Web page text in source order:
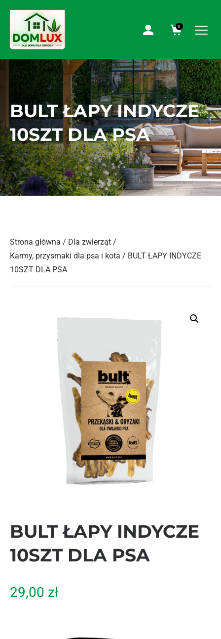
0
BULT ŁAPY INDYCZE
10SZT DLA PSA
Strona główna / Dla zwierząt /
Karmy, przysmaki dla psa i kota / BULT ŁAPY INDYCZE
10SZT DLA PSA
BULT ŁAPY INDYCZE
10SZT DLA PSA
29,00 zł